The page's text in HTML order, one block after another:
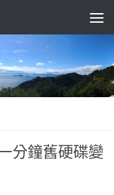
分鐘舊硬碟變